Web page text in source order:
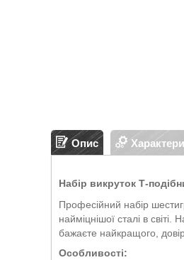
Опис
Набір викруток Т-
Професійний набір
найміцнішої сталі в
бажаєте найкращого,
Особливості: